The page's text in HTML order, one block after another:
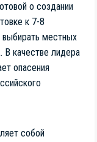
о создании
к 7-8
местных
В качестве лидера
опасения
собой